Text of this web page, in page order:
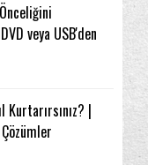
veya USB'den
Kurtarırsınız? |